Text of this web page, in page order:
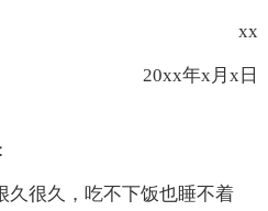
xx
20xx年x月x日
久很久，吃不下饭也睡不着